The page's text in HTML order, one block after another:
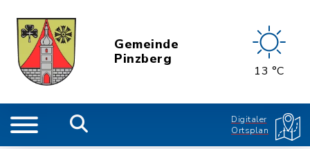
Gemeinde
Pinzberg
13 °C
Digitaler
Ortsplan